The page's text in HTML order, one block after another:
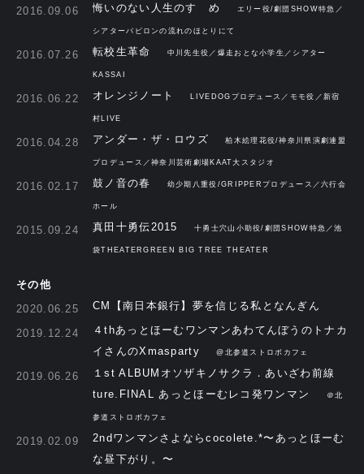
2016.09.06 悔いのない人生のすゝめ エリー役/劇団SHOW特急／
シアターバビロンの流れのほとりにて
2016.07.26 転校生革命 中川先生役／爆走おとな小学生／シアター
KASSAI
2016.06.22 オレンジノート LIVEDOGプロデュース／モモ役／新宿
村LIVE
2016.04.28 アンダー・ザ・ロウズ 柏木絵理花役/神奈川県演劇連盟
プロデュース／神奈川芸術劇場KAAT大スタジオ
2016.02.17 鼓ノ音の春 幼少期八重役/GRIPPERプロデュース／六行会
ホール
2015.09.24 真田十勇伝2015 十勇士穴山小助役/劇団SHOW特急／池
袋THEATERGREEN BIG TREE THEATER
その他
2020.06.25
CM【南日本銀行】夢を信じる私となんぎん
2019.12.24
４thあっとほーむワンマンあわてんぼうのトナカ
イさんのXmasparty
@北参道ストロボカフェ
2019.06.26
１st ALBUMオソザキノサクラ．あいざわ前線
ture.FINAL あっとほーむレコ発ワンマン
＠北
参道ストロボカフェ
2019.02.09
2ndワンマンさよならcocolete.*〜あっとほーむ
な昼下がり。〜